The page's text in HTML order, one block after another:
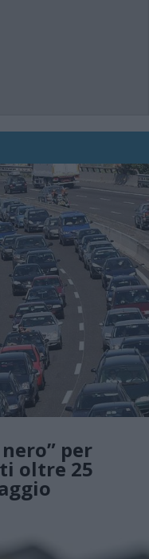
per
oltre 25